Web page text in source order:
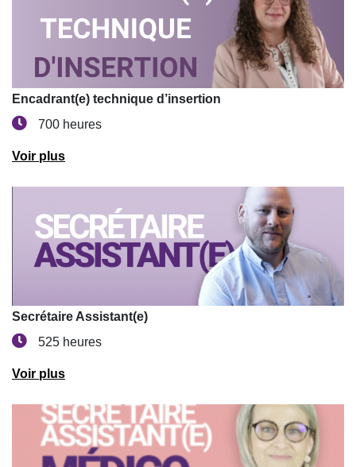
Encadrant(e) technique d’insertion
700 heures
Voir plus
Secrétaire Assistant(e)
525 heures
Voir plus